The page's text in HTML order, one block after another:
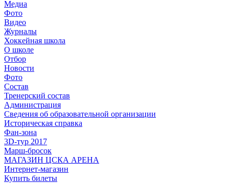
Медиа
Фото
Видео
Журналы
Хоккейная школа
О школе
Отбор
Новости
Фото
Состав
Тренерский состав
Администрация
Сведения об образовательной организации
Историческая справка
Фан-зона
3D-тур 2017
Марш-бросок
МАГАЗИН ЦСКА АРЕНА
Интернет-магазин
Купить билеты